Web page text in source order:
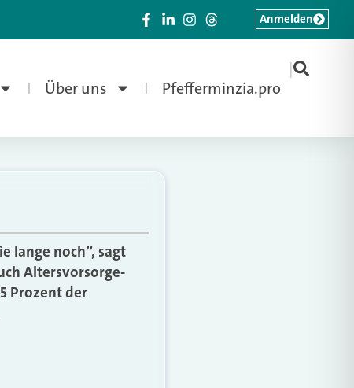
Über uns Pfefferminzia.pro
|
Anmelden
lange noch”, sagt
Altersvorsorge-
Prozent der